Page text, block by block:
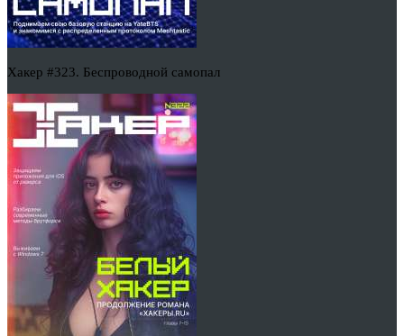
Хакер #323. Беспроводной самопал